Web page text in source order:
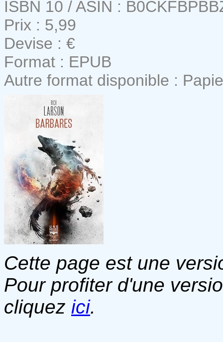
ISBN 10 / ASIN :
Prix : 5,99
Devise : €
Format : EPUB
Autre format disponible :
Cette page est une
Pour profiter d'une
cliquez ici.